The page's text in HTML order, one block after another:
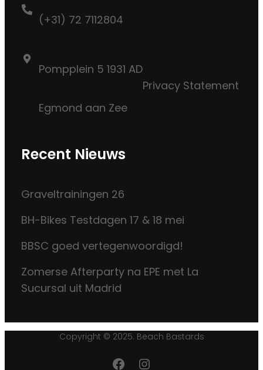
(+31) 72 7112804
Pompplein 5 1931 AD
Egmond aan Zee
Privacy Statement
Recent Nieuws
Graveltrainingen 26
BH-Bikes Testdagen 17 & 18 mei
BBSC goed vertegenwoordigd!
Zomerse Afterparty na EPE met La
Sucursal uit Madrid
Copyright © 2025. Beach Bastards
Facebook
Instagram